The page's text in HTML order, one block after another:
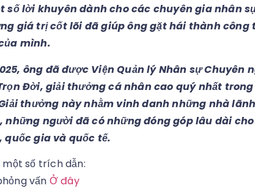
số lời khuyên dành cho các chuyên gia nhân
giá trị cốt lõi đã giúp ông gặt hái thành
mình.
ông đã được Viện Quản lý Nhân sự Chuyên
Đời, giải thưởng cá nhân cao quý nhất
thưởng này nhằm vinh danh những nhà
những người đã có những đóng góp lâu dài
quốc gia và quốc tế.
số trích dẫn:
vấn Ở đây